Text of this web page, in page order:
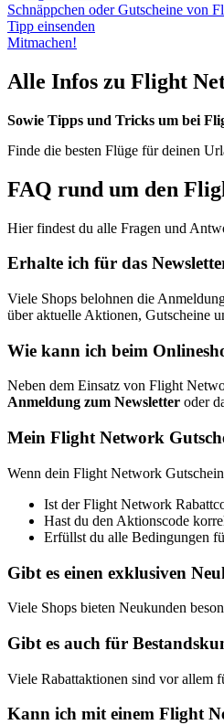
Schnäppchen oder Gutscheine von
Tipp einsenden
Mitmachen!
Alle Infos zu Flight
Sowie Tipps und Tricks um bei
Finde die besten Flüge für deinen
FAQ rund um den
Hier findest du alle Fragen und
Erhalte ich für das
Viele Shops belohnen die
über aktuelle Aktionen, Gutscheine
Wie kann ich beim
Neben dem Einsatz von Flight
Anmeldung zum Newsletter oder
Mein Flight Network
Wenn dein Flight Network
Ist der Flight Network
Hast du den Aktionscode
Erfüllst du alle Bedingungen
Gibt es einen exklusiven
Viele Shops bieten Neukunden
Gibt es auch für
Viele Rabattaktionen sind vor allem
Kann ich mit einem Flight